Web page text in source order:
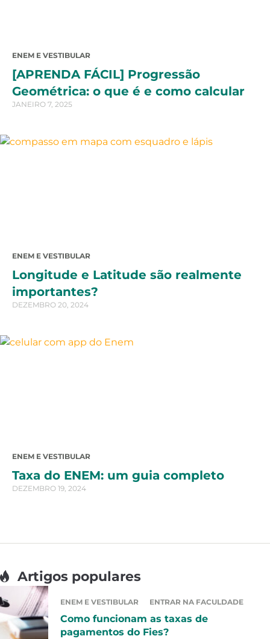
ENEM E VESTIBULAR
[APRENDA FÁCIL] Progressão
Geométrica: o que é e como calcular
JANEIRO 7, 2025
ENEM E VESTIBULAR
Longitude e Latitude são realmente
importantes?
DEZEMBRO 20, 2024
ENEM E VESTIBULAR
Taxa do ENEM: um guia completo
DEZEMBRO 19, 2024
Artigos populares
ENEM E VESTIBULAR ENTRAR NA FACULDADE
Como funcionam as taxas de
pagamentos do Fies?